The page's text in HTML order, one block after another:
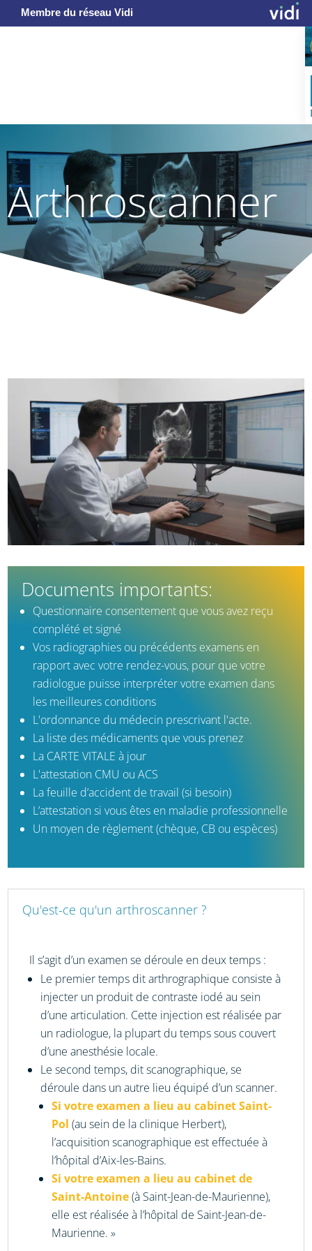
Membre du réseau Vidi
Arthroscanner
Documents importants:
Questionnaire consentement que vous avez reçu
complété et signé
Vos radiographies ou précédents examens en
rapport avec votre rendez-vous, pour que votre
radiologue puisse interpréter votre examen dans
les meilleures conditions
L'ordonnance du médecin prescrivant l'acte.
La liste des médicaments que vous prenez
La CARTE VITALE à jour
L'attestation CMU ou ACS
La feuille d’accident de travail (si besoin)
L’attestation si vous êtes en maladie professionnelle
Un moyen de règlement (chèque, CB ou espèces)
Qu'est-ce qu'un arthroscanner ?
Il s’agit d’un examen se déroule en deux temps :
Le premier temps dit arthrographique consiste à
injecter un produit de contraste iodé au sein
d’une articulation. Cette injection est réalisée par
un radiologue, la plupart du temps sous couvert
d’une anesthésie locale.
Le second temps, dit scanographique, se
déroule dans un autre lieu équipé d’un scanner.
Si votre examen a lieu au cabinet Saint-
Pol (au sein de la clinique Herbert),
l’acquisition scanographique est effectuée à
l’hôpital d’Aix-les-Bains.
Si votre examen a lieu au cabinet de
Saint-Antoine(à Saint-Jean-de-Maurienne),
elle est réalisée à l’hôpital de Saint-Jean-de-
Maurienne. »